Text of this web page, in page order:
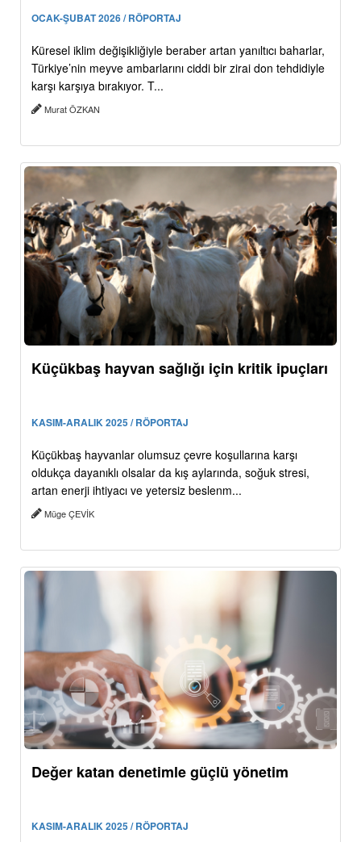
OCAK-ŞUBAT 2026 / RÖPORTAJ
Küresel iklim değişikliğiyle beraber artan yanıltıcı baharlar,
Türkiye’nin meyve ambarlarını ciddi bir zirai don tehdidiyle
karşı karşıya bırakıyor. T...
Murat ÖZKAN
Küçükbaş hayvan sağlığı için kritik ipuçları
KASIM-ARALIK 2025 / RÖPORTAJ
Küçükbaş hayvanlar olumsuz çevre koşullarına karşı
oldukça dayanıklı olsalar da kış aylarında, soğuk stresi,
artan enerji ihtiyacı ve yetersiz beslenm...
Müge ÇEVİK
Değer katan denetimle güçlü yönetim
KASIM-ARALIK 2025 / RÖPORTAJ